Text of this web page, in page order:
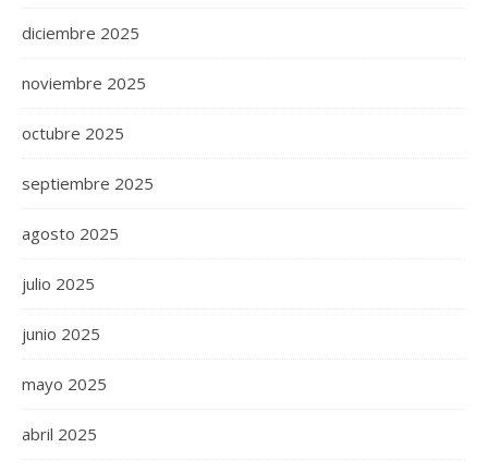
diciembre 2025
noviembre 2025
octubre 2025
septiembre 2025
agosto 2025
julio 2025
junio 2025
mayo 2025
abril 2025